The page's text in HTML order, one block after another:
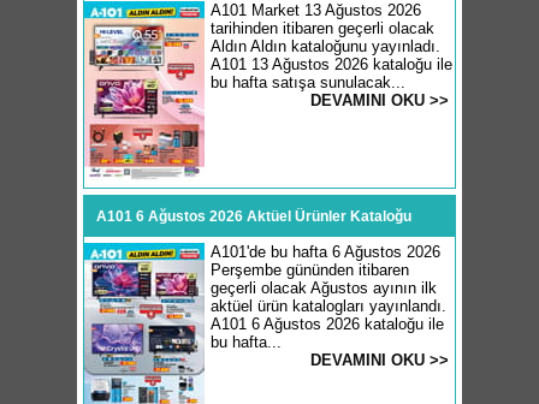
A101 Market 13 Ağustos 2026
tarihinden itibaren geçerli olacak
Aldın Aldın kataloğunu yayınladı.
A101 13 Ağustos 2026 kataloğu ile
bu hafta satışa sunulacak...
DEVAMINI OKU >>
A101 6 Ağustos 2026 Aktüel Ürünler Kataloğu
A101'de bu hafta 6 Ağustos 2026
Perşembe gününden itibaren
geçerli olacak Ağustos ayının ilk
aktüel ürün katalogları yayınlandı.
A101 6 Ağustos 2026 kataloğu ile
bu hafta...
DEVAMINI OKU >>